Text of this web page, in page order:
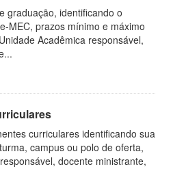
graduação, identificando o
MEC, prazos mínimo e máximo
Acadêmica responsável,
curriculares identificando sua
campus ou polo de oferta,
docente ministrante,